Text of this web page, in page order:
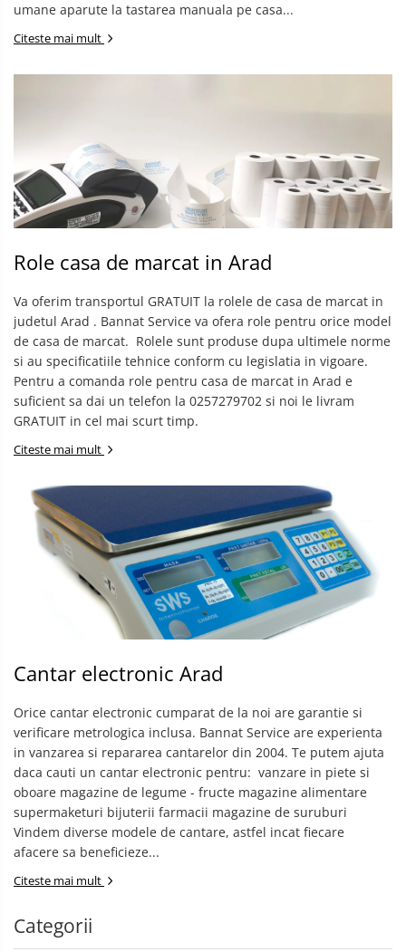
umane aparute la tastarea manuala pe casa...
Citeste mai mult
Role casa de marcat in Arad
Va oferim transportul GRATUIT la rolele de casa de marcat in
judetul Arad . Bannat Service va ofera role pentru orice model
de casa de marcat. ​ Rolele sunt produse dupa ultimele norme
si au specificatiile tehnice conform cu legislatia in vigoare. ​
Pentru a comanda role pentru casa de marcat in Arad e
suficient sa dai un telefon la 0257279702 si noi le livram
GRATUIT in cel mai scurt timp.
Citeste mai mult
Cantar electronic Arad
Orice cantar electronic cumparat de la noi are garantie si
verificare metrologica inclusa. Bannat Service are experienta
in vanzarea si repararea cantarelor din 2004. Te putem ajuta
daca cauti un cantar electronic pentru: ​ vanzare in piete si
oboare magazine de legume - fructe magazine alimentare
supermaketuri bijuterii farmacii magazine de suruburi ​​
Vindem diverse modele de cantare, astfel incat fiecare
afacere sa beneficieze...
Citeste mai mult
Categorii